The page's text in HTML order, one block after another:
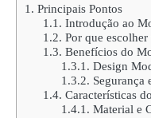
1. Principais Pontos
1.1. Introdução ao
1.2. Por que
1.3. Benefícios do
1.3.1. Design
1.3.2. Segurança
1.4. Características
1.4.1. Material e